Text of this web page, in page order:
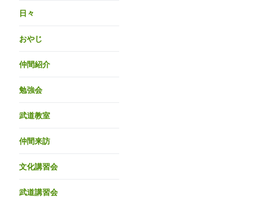
日々
おやじ
仲間紹介
勉強会
武道教室
仲間来訪
文化講習会
武道講習会